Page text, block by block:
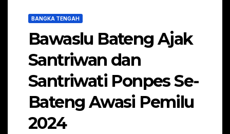
BANGKA TENGAH
Bawaslu Bateng Ajak
Santriwan dan
Santriwati Ponpes Se-
Bateng Awasi Pemilu
2024